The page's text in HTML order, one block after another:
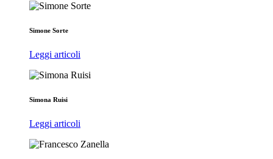
Simone Sorte
Leggi articoli
Simona Ruisi
Leggi articoli